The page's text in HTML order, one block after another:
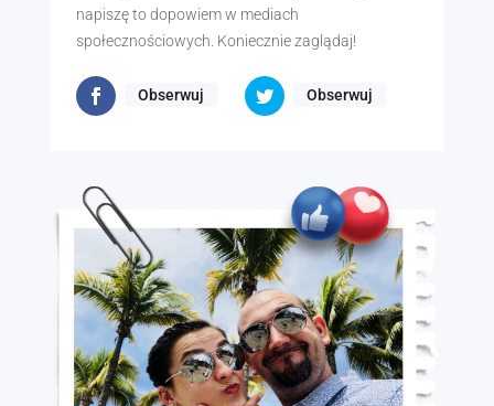
napiszę to dopowiem w mediach
społecznościowych. Koniecznie zaglądaj!
Obserwuj Obserwuj